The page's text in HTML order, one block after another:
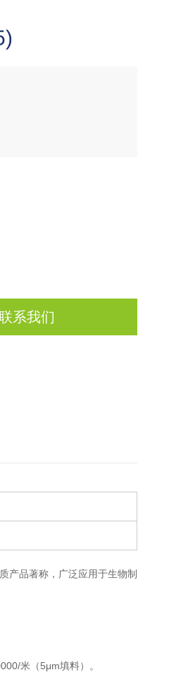
系我们
产品著称，广泛应用于生物制
米（5μm填料）。